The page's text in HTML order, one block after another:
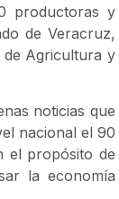
productoras y
de Veracruz,
de Agricultura y
noticias que
nacional el 90
el propósito de
la economía